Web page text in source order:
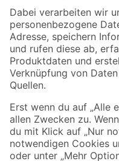
Zahlungsarten
Sicher einkaufen
Jetzt die toom-App